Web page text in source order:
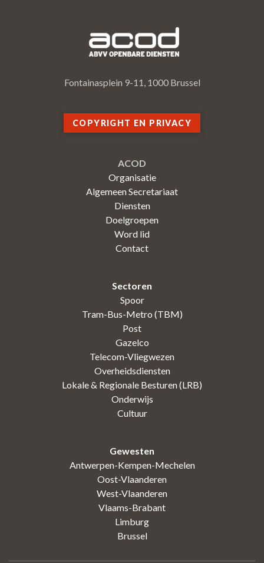
Fontainasplein 9-11, 1000 Brussel
COPYRIGHT EN PRIVACY
ACOD
Organisatie
Algemeen Secretariaat
Diensten
Doelgroepen
Word lid
Contact
Sectoren
Spoor
Tram-Bus-Metro (TBM)
Post
Gazelco
Telecom-Vliegwezen
Overheidsdiensten
Lokale & Regionale Besturen (LRB)
Onderwijs
Cultuur
Gewesten
Antwerpen-Kempen-Mechelen
Oost-Vlaanderen
West-Vlaanderen
Vlaams-Brabant
Limburg
Brussel